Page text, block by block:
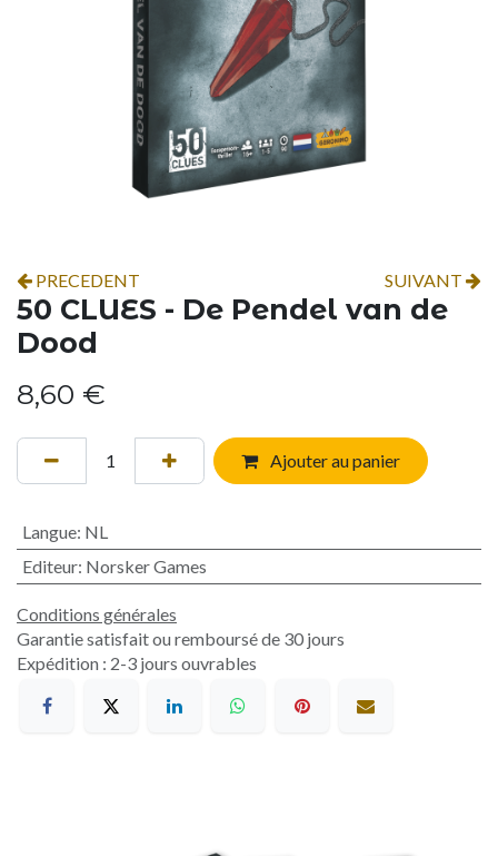
PRECEDENT SUIVANT
50 CLUES - De Pendel van de
Dood
8,60 €
Ajouter au panier
Langue: NL
Editeur: Norsker Games
Conditions générales
Garantie satisfait ou remboursé de 30 jours
Expédition : 2-3 jours ouvrables